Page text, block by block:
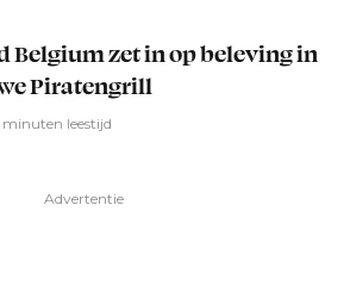
Belgium zet in op beleving in
Piratengrill
minuten leestijd
Advertentie